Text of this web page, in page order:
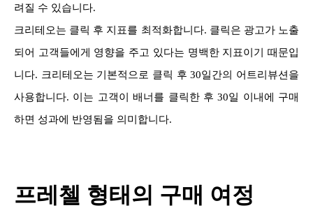
려질 수 있습니다.
크리테오는 클릭 후 지표를 최적화합니다. 클릭은 광고가 노출
되어 고객들에게 영향을 주고 있다는 명백한 지표이기 때문입
니다. 크리테오는 기본적으로 클릭 후 30일간의 어트리뷰션을
사용합니다. 이는 고객이 배너를 클릭한 후 30일 이내에 구매
하면 성과에 반영됨을 의미합니다.
프레첼 형태의 구매 여정